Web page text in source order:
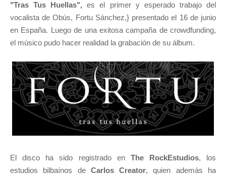
"Tras Tus Huellas",es el primer y esperado trabajo del
vocalista de Obús, Fortu Sánchez,} presentado el 16 de junio
en España. Luego de una exitosa campaña de crowdfunding,
el músico pudo hacer realidad la grabación de su álbum.
El disco ha sido registrado en The RockEstudios, los
estudios bilbaínos de Carlos Creator, quien además ha